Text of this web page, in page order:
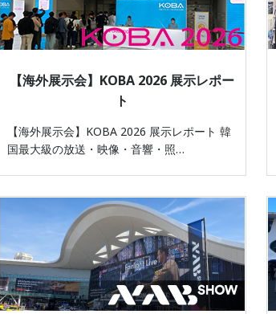
【海外展示会】KOBA 2026 展示レポー
ト
【海外展示会】KOBA 2026 展示レポート 韓
国最大級の放送・映像・音響・照…